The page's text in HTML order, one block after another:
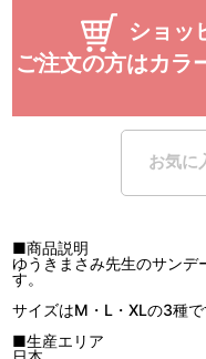
ショッ
ご注文の方はカラ
お気に
■商品説明
ゆうきまさみ先生のサン
す。
サイズはM・L・XLの3種で
■生産エリア